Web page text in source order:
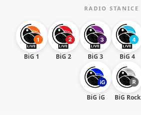
RADIO STANICE
BiG 1 BiG 2 BiG 3 BiG 4
BiG iG BiG Rock